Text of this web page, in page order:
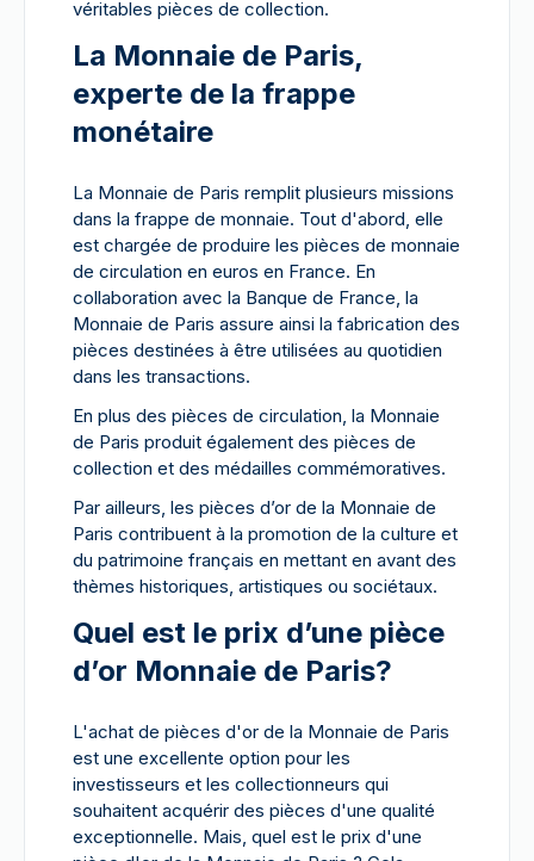
véritables pièces de collection.
La Monnaie de Paris,
experte de la frappe
monétaire
La Monnaie de Paris remplit plusieurs missions
dans la frappe de monnaie. Tout d'abord, elle
est chargée de produire les pièces de monnaie
de circulation en euros en France. En
collaboration avec la Banque de France, la
Monnaie de Paris assure ainsi la fabrication des
pièces destinées à être utilisées au quotidien
dans les transactions.
En plus des pièces de circulation, la Monnaie
de Paris produit également des pièces de
collection et des médailles commémoratives.
Par ailleurs, les pièces d’or de la Monnaie de
Paris contribuent à la promotion de la culture et
du patrimoine français en mettant en avant des
thèmes historiques, artistiques ou sociétaux.
Quel est le prix d’une pièce
d’or Monnaie de Paris?
L'achat de pièces d'or de la Monnaie de Paris
est une excellente option pour les
investisseurs et les collectionneurs qui
souhaitent acquérir des pièces d'une qualité
exceptionnelle. Mais, quel est le prix d'une